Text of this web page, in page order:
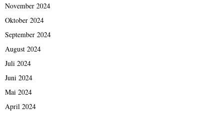
November 2024
Oktober 2024
September 2024
August 2024
Juli 2024
Juni 2024
Mai 2024
April 2024